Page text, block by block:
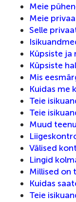
Meie
Meie
Selle
Küpsiste
Küpsiste
Mis
Kuidas me
Teie
Teie
Muud
Välised
Lingid
Millised on
Kuidas
Teie